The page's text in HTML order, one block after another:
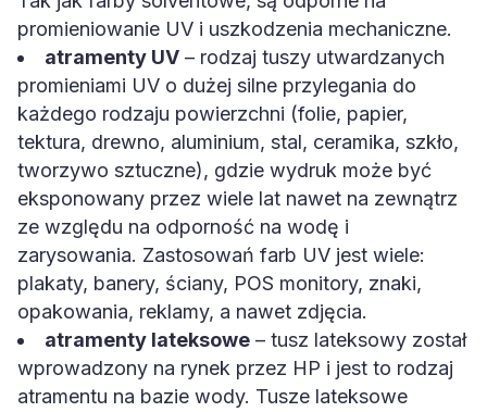
promieniowanie UV i uszkodzenia mechaniczne.
atramenty UV – rodzaj tuszy utwardzanych
promieniami UV o dużej silne przylegania do
każdego rodzaju powierzchni (folie, papier,
tektura, drewno, aluminium, stal, ceramika, szkło,
tworzywo sztuczne), gdzie wydruk może być
eksponowany przez wiele lat nawet na zewnątrz
ze względu na odporność na wodę i
zarysowania. Zastosowań farb UV jest wiele:
plakaty, banery, ściany, POS monitory, znaki,
opakowania, reklamy, a nawet zdjęcia.
atramenty lateksowe – tusz lateksowy został
wprowadzony na rynek przez HP i jest to rodzaj
atramentu na bazie wody. Tusze lateksowe